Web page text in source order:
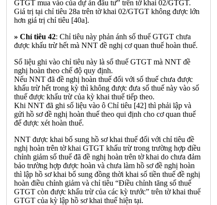
GTGT mua vào của dự án đầu tư” trên tờ khai 02/GTGT.
Giá trị tại chỉ tiêu 28a trên tờ khai 02/GTGT không được lớn
hơn giá trị chỉ tiêu [40a].
» Chỉ tiêu 42: Chỉ tiêu này phản ánh số thuế GTGT chưa
được khấu trừ hết mà NNT đề nghị cơ quan thuế hoàn thuế.
Số liệu ghi vào chỉ tiêu này là số thuế GTGT mà NNT đề
nghị hoàn theo chế độ quy định.
Nếu NNT đã đề nghị hoàn thuế đối với số thuế chưa được
khấu trừ hết trong kỳ thì không được đưa số thuế này vào số
thuế được khấu trừ của kỳ khai thuế tiếp theo.
Khi NNT đã ghi số liệu vào ô Chỉ tiêu [42] thì phải lập và
gửi hồ sơ đề nghị hoàn thuế theo qui định cho cơ quan thuế
để được xét hoàn thuế.
NNT được khai bổ sung hồ sơ khai thuế đối với chỉ tiêu đề
nghị hoàn trên tờ khai GTGT khấu trừ trong trường hợp điều
chỉnh giảm số thuế đã đề nghị hoàn trên tờ khai do chưa đảm
bảo trường hợp được hoàn và chưa làm hồ sơ đề nghị hoàn
thì lập hồ sơ khai bổ sung đồng thời khai số tiền thuế đề nghị
hoàn điều chỉnh giảm và chỉ tiêu “Điều chỉnh tăng số thuế
GTGT còn được khấu trừ của các kỳ trước” trên tờ khai thuế
GTGT của kỳ lập hồ sơ khai thuế hiện tại.